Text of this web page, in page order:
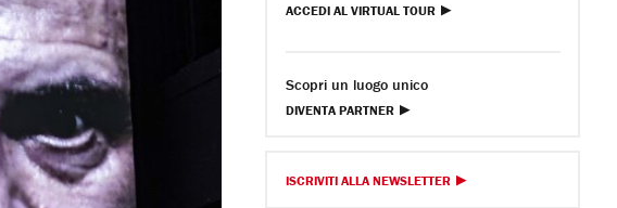
ACCEDI AL VIRTUAL TOUR
Scopri un luogo unico
DIVENTA PARTNER
ISCRIVITI ALLA NEWSLETTER